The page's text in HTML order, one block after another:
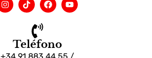
Teléfono
+34 91 883 44 55 /